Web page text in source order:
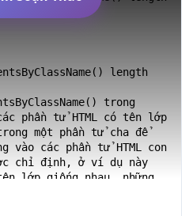
length
trong
phần tử HTML có tên lớp
một phần tử cha để
vào các phần tử HTML con
chỉ định, ở ví dụ này
lớp giống nhau, những